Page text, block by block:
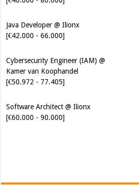
Java Developer @ Ilionx
[€42.000 - 66.000]
Cybersecurity Engineer (IAM) @
Kamer van Koophandel
[€50.972 - 77.405]
Software Architect @ Ilionx
[€60.000 - 90.000]